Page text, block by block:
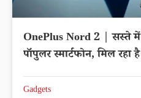
OnePlus Nord 2 | सस्ते
पॉपुलर स्मार्टफोन, मिल रहा
Gadgets